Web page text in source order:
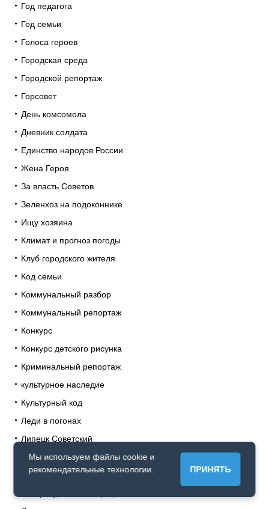
Мы используем файлы cookie и
рекомендательные технологии.
ПРИНЯТЬ
Год педагога
Год семьи
Голоса героев
Городская среда
Городской репортаж
Горсовет
День комсомола
Дневник солдата
Единство народов России
Жена Героя
За власть Советов
Зеленхоз на подоконнике
Ищу хозяина
Климат и прогноз погоды
Клуб городского жителя
Код семьи
Коммунальный разбор
Коммунальный репортаж
Конкурс
Конкурс детского рисунка
Криминальный репортаж
культурное наследие
Культурный код
Леди в погонах
Липецк Советский
Липецкие профессии
Липецкие пятилетки